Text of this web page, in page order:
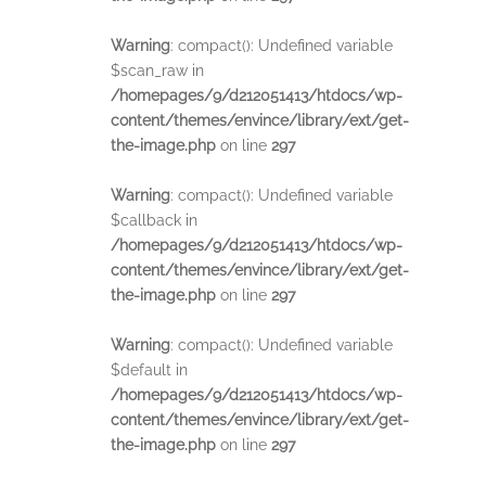
Warning: compact(): Undefined variable
$scan_raw in
/homepages/9/d212051413/htdocs/wp-
content/themes/envince/library/ext/get-
the-image.php on line 297
Warning: compact(): Undefined variable
$callback in
/homepages/9/d212051413/htdocs/wp-
content/themes/envince/library/ext/get-
the-image.php on line 297
Warning: compact(): Undefined variable
$default in
/homepages/9/d212051413/htdocs/wp-
content/themes/envince/library/ext/get-
the-image.php on line 297